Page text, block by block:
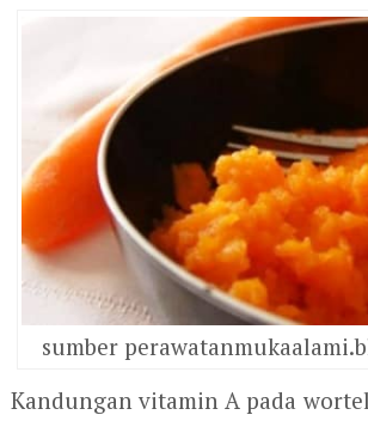
sumber
Kandungan vitamin A pada